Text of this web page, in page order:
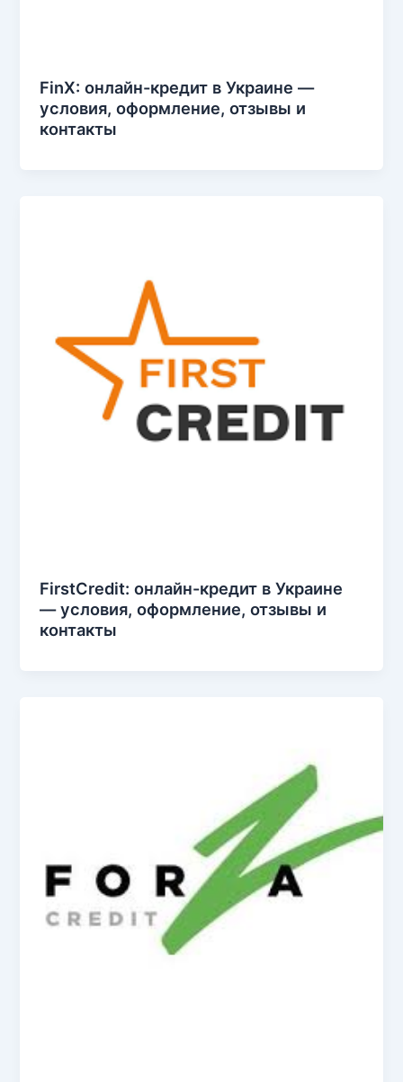
FinX: онлайн-кредит в Украине —
условия, оформление, отзывы и
контакты
FirstCredit: онлайн-кредит в Украине
— условия, оформление, отзывы и
контакты